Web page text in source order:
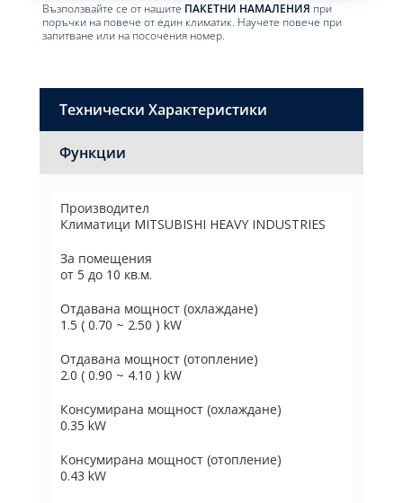
Възползвайте се от нашите ПАКЕТНИ НАМАЛЕНИЯ при
поръчки на повече от един климатик. Научете повече при
запитване или на посочения номер.
Технически Характеристики
Функции
Производител
Климатици MITSUBISHI HEAVY INDUSTRIES
За помещения
от 5 до 10 кв.м.
Отдавана мощност (охлаждане)
1.5 ( 0.70 ~ 2.50 ) kW
Отдавана мощност (отопление)
2.0 ( 0.90 ~ 4.10 ) kW
Консумирана мощност (охлаждане)
0.35 kW
Консумирана мощност (отопление)
0.43 kW